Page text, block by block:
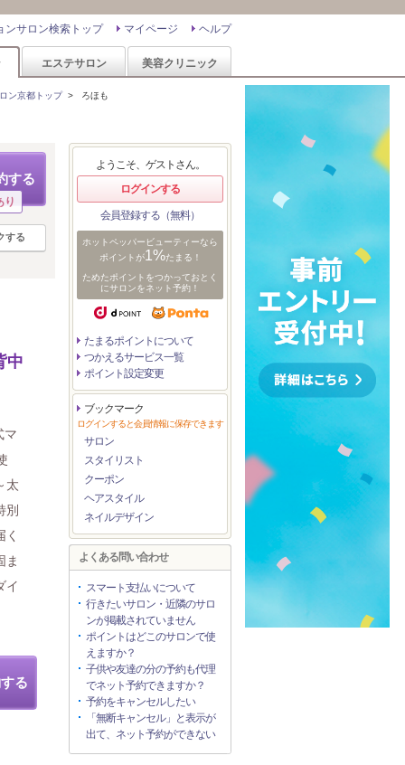
ヘルプ
マイページ
ンサロン検索トップ
エステサロン 美容クリニック
ン京都トップ> ろほも
する
り
する
中
マ
太
別
ま
イ
る
ようこそ、ゲストさん。
ログインする
会員登録する（無料）
ホットペッパービューティーなら
ポイントが1%たまる！
ためたポイントをつかっておとく
にサロンをネット予約！
たまるポイントについて
つかえるサービス一覧
ポイント設定変更
ブックマーク
ログインすると会員情報に保存できます
サロン
スタイリスト
クーポン
ヘアスタイル
ネイルデザイン
よくある問い合わせ
スマート支払いについて
行きたいサロン・近隣のサロ
ンが掲載されていません
ポイントはどこのサロンで使
えますか？
子供や友達の分の予約も代理
でネット予約できますか？
予約をキャンセルしたい
「無断キャンセル」と表示が
出て、ネット予約ができない